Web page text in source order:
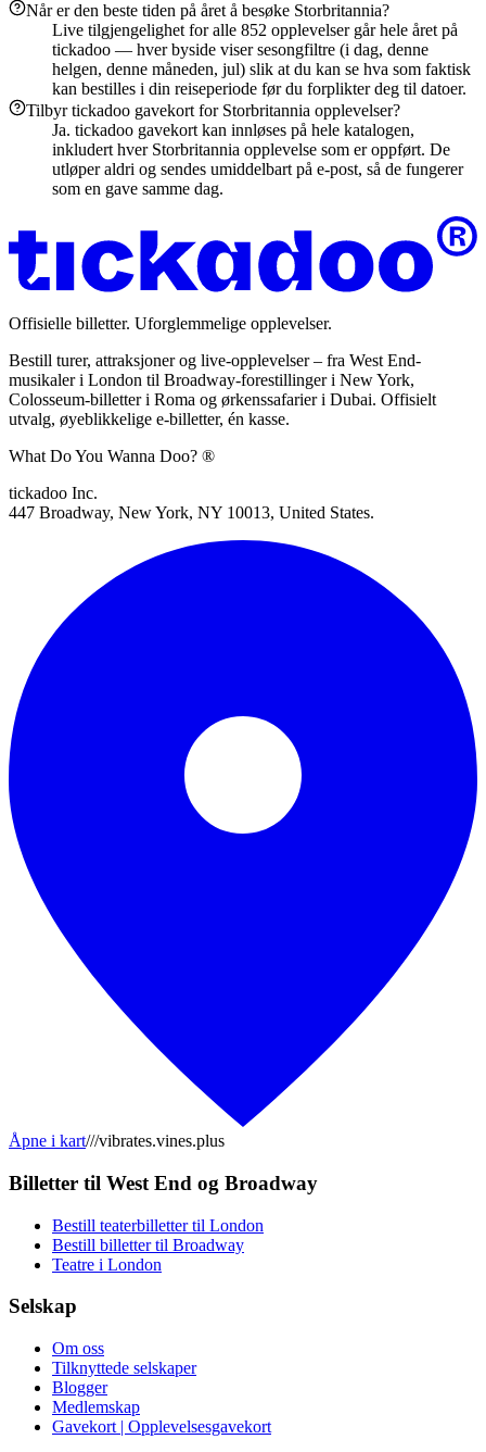
Når er den beste tiden på året å besøke Storbritannia?
Live tilgjengelighet for alle 852 opplevelser går hele året på
tickadoo — hver byside viser sesongfiltre (i dag, denne
helgen, denne måneden, jul) slik at du kan se hva som faktisk
kan bestilles i din reiseperiode før du forplikter deg til datoer.
Tilbyr tickadoo gavekort for Storbritannia opplevelser?
Ja. tickadoo gavekort kan innløses på hele katalogen,
inkludert hver Storbritannia opplevelse som er oppført. De
utløper aldri og sendes umiddelbart på e-post, så de fungerer
som en gave samme dag.
Offisielle billetter. Uforglemmelige opplevelser.
Bestill turer, attraksjoner og live-opplevelser – fra West End-
musikaler i London til Broadway-forestillinger i New York,
Colosseum-billetter i Roma og ørkenssafarier i Dubai. Offisielt
utvalg, øyeblikkelige e-billetter, én kasse.
What Do You Wanna Doo? ®
tickadoo Inc.
447 Broadway, New York, NY 10013, United States.
Åpne i kart///vibrates.vines.plus
Billetter til West End og Broadway
Bestill teaterbilletter til London
Bestill billetter til Broadway
Teatre i London
Selskap
Om oss
Tilknyttede selskaper
Blogger
Medlemskap
Gavekort | Opplevelsesgavekort